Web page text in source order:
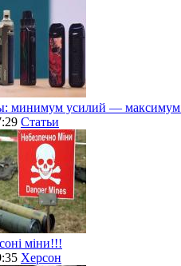
минимум усилий — максимум
Статьи
міни!!!
Херсон